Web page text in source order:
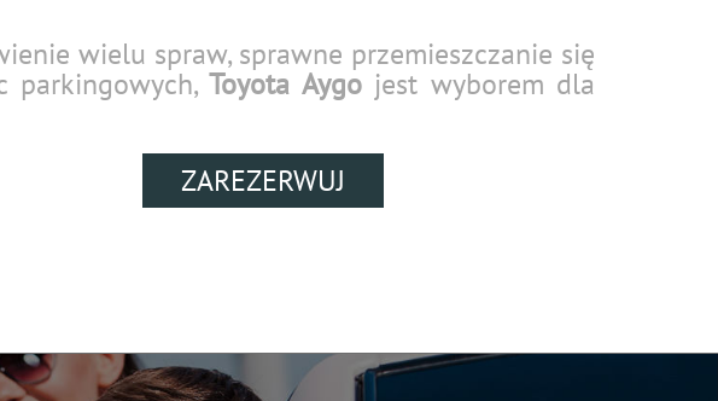
ZAREZERWUJ
wielu spraw, sprawne przemieszczanie się
parkingowych,Toyota Aygojest wyborem dla